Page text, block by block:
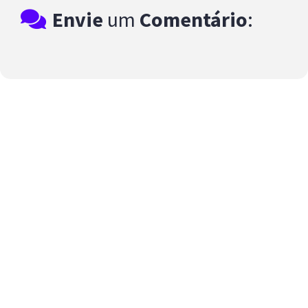
Envie um Comentário: